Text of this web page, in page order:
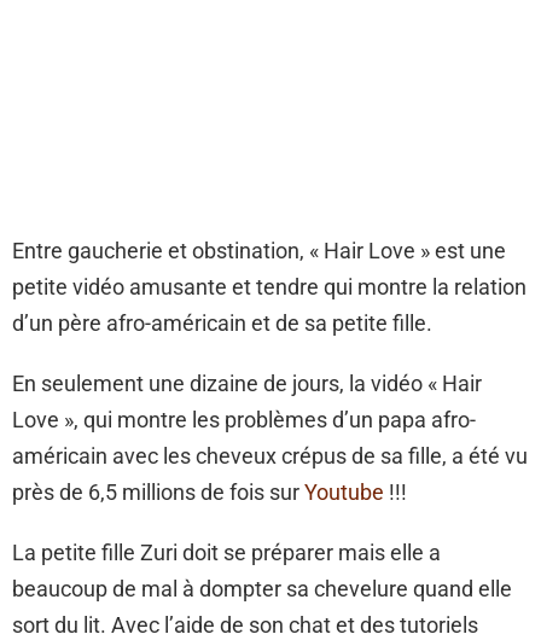
Entre gaucherie et obstination, « Hair Love » est une
petite vidéo amusante et tendre qui montre la relation
d’un père afro-américain et de sa petite fille.
En seulement une dizaine de jours, la vidéo « Hair
Love », qui montre les problèmes d’un papa afro-
américain avec les cheveux crépus de sa fille, a été vu
près de 6,5 millions de fois surYoutube !!!
La petite fille Zuri doit se préparer mais elle a
beaucoup de mal à dompter sa chevelure quand elle
sort du lit. Avec l’aide de son chat et des tutoriels